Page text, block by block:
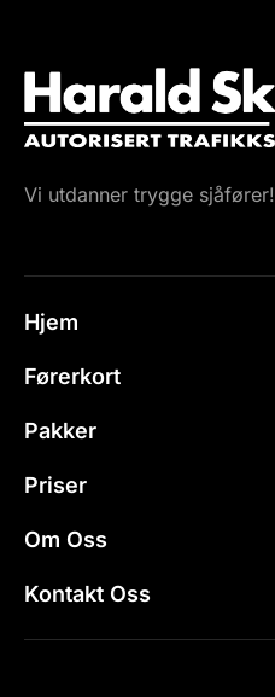
Vi utdanner trygge sjåfører!
Hjem
Førerkort
Pakker
Priser
Om Oss
Kontakt Oss